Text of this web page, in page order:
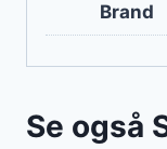
Brand
Se også